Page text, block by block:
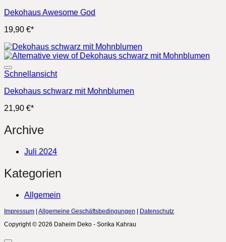
Dekohaus Awesome God
19,90 €*
Schnellansicht
Dekohaus schwarz mit Mohnblumen
21,90 €*
Archive
Juli 2024
Kategorien
Allgemein
Impressum | Allgemeine Geschäftsbedingungen | Datenschutz
Copyright © 2026 Daheim Deko - Sorika Kahrau